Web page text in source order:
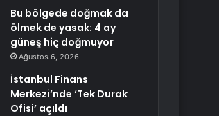
Bu bölgede doğmak da
ölmek de yasak: 4 ay
güneş hiç doğmuyor
Ağustos 6, 2026
İstanbul Finans
Merkezi’nde ‘Tek Durak
Ofisi’ açıldı